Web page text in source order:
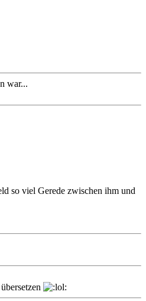
war...
so viel Gerede zwischen ihm und